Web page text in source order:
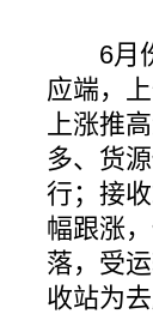
6月份
应端，
上涨推
多、货
行；接
幅跟涨
落，受
收站为